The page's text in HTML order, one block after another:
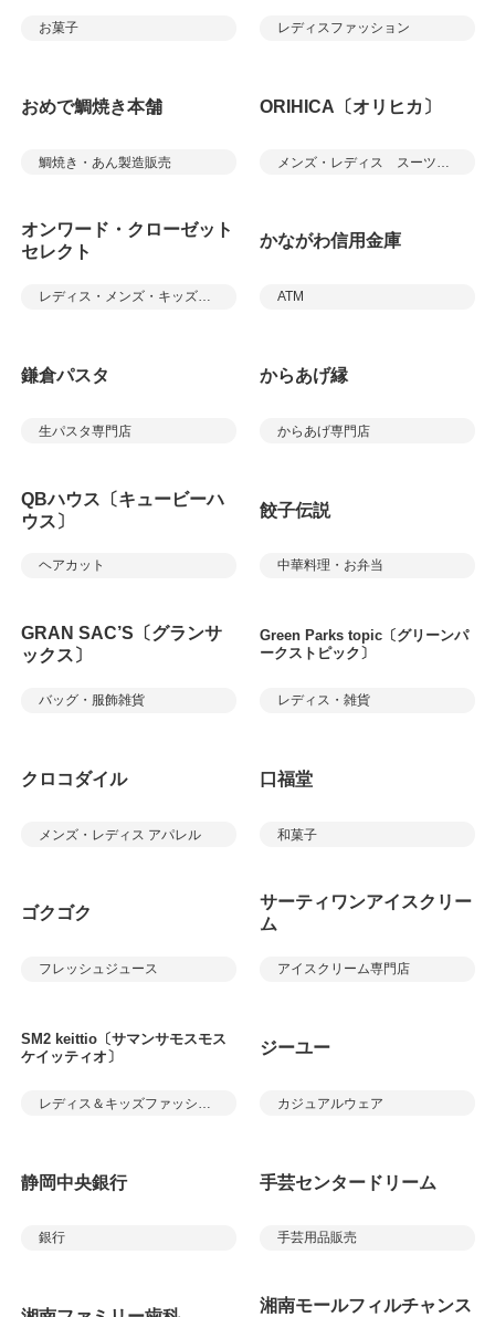
お菓子 レディスファッション
おめで鯛焼き本舗
鯛焼き・あん製造販売
ORIHICA〔オリヒカ〕
オンワード・クローゼット
セレクト
レディス・メンズ・キッズアパレル／雑貨
かながわ信用金庫
ATM
鎌倉パスタ
生パスタ専門店
からあげ縁
からあげ専門店
QBハウス〔キュービーハ
ウス〕
ヘアカット
餃子伝説
中華料理・お弁当
GRAN SAC’S〔グランサ
ックス〕
バッグ・服飾雑貨
Green Parks topic〔グリーンパ
ークストピック〕
レディス・雑貨
クロコダイル
メンズ・レディス アパレル
口福堂
和菓子
ゴクゴク
フレッシュジュース
サーティワンアイスクリー
ム
アイスクリーム専門店
SM2 keittio〔サマンサモスモス
ケイッティオ〕
ジーユー
カジュアルウェア
静岡中央銀行
銀行
手芸センタードリーム
手芸用品販売
湘南モールフィルチャンス